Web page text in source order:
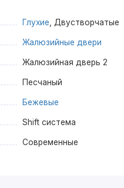
Глухие, Двустворчатые
Жалюзийные двери
Жалюзийная дверь 2
Песчаный
Бежевые
Shift система
Современные